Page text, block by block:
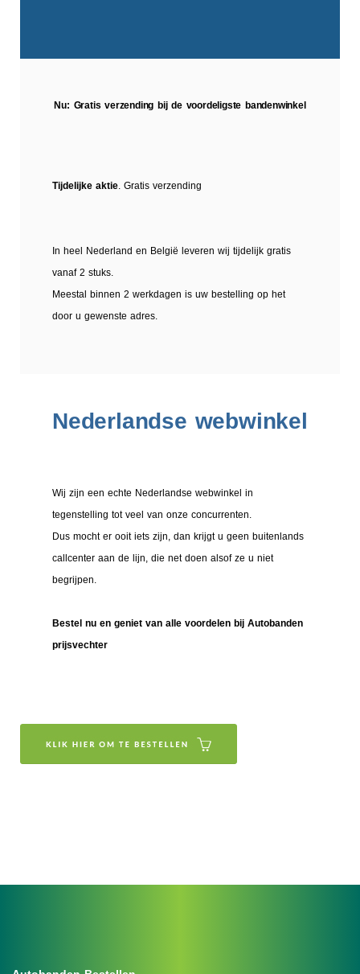
Nu: Gratis verzending bij de voordeligste bandenwinkel
Tijdelijke aktie. Gratis verzending
In heel Nederland en België leveren wij tijdelijk gratis
vanaf 2 stuks.
Meestal binnen 2 werkdagen is uw bestelling op het
door u gewenste adres.
Nederlandse webwinkel
Wij zijn een echte Nederlandse webwinkel in
tegenstelling tot veel van onze concurrenten.
Dus mocht er ooit iets zijn, dan krijgt u geen buitenlands
callcenter aan de lijn, die net doen alsof ze u niet
begrijpen.
Bestel nu en geniet van alle voordelen bij Autobanden
prijsvechter